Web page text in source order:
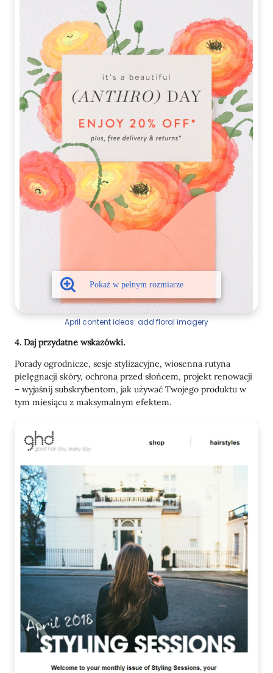
April content ideas: add floral imagery
4. Daj przydatne wskazówki.
Porady ogrodnicze, sesje stylizacyjne, wiosenna rutyna
pielęgnacji skóry, ochrona przed słońcem, projekt renowacji
– wyjaśnij subskrybentom, jak używać Twojego produktu w
tym miesiącu z maksymalnym efektem.